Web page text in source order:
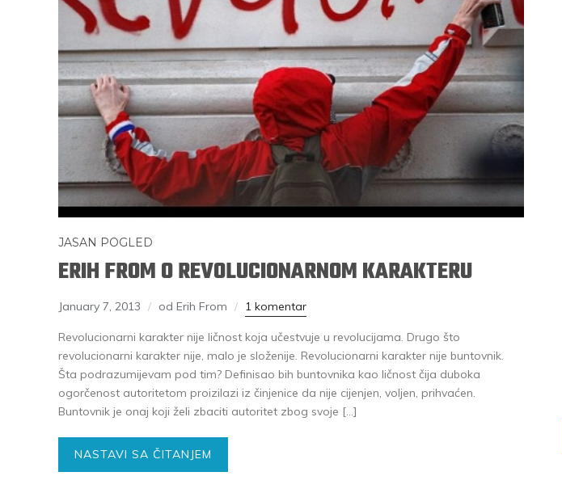
JASAN POGLED
ERIH FROM O REVOLUCIONARNOM KARAKTERU
January 7, 2013 od Erih From 1 komentar
Revolucionarni karakter nije ličnost koja učestvuje u revolucijama. Drugo što
revolucionarni karakter nije, malo je složenije. Revolucionarni karakter nije buntovnik.
Šta podrazumijevam pod tim? Definisao bih buntovnika kao ličnost čija duboka
ogorčenost autoritetom proizilazi iz činjenice da nije cijenjen, voljen, prihvaćen.
Buntovnik je onaj koji želi zbaciti autoritet zbog svoje […]
NASTAVI SA ČITANJEM